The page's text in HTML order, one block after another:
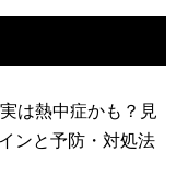
は熱中症かも？見
ンと予防・対処法